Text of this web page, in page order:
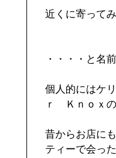
近くに寄って
・・・・と名
個人的にはケ
ｒ Ｋｎｏｘ
昔からお店に
ティーで会っ